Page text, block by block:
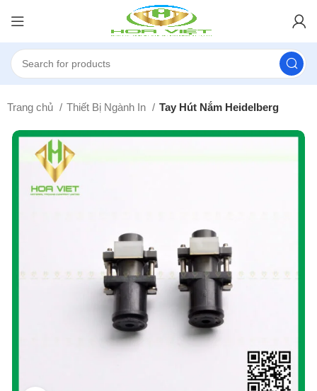
Trang chủ Thiết Bị Ngành In Tay Hút Nắm Heidelberg